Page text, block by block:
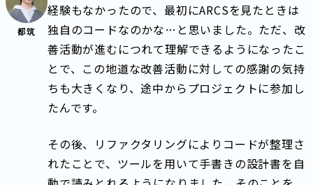
都筑
経験もなかったので、最初にARCSを見たときは
独自のコードなのかな…と思いました。ただ、改
善活動が進むにつれて理解できるようになったこ
とで、この地道な改善活動に対しての感謝の気持
ちも大きくなり、途中からプロジェクトに参加し
たんです。
その後、リファクタリングによりコードが整理さ
れたことで、ツールを用いて手書きの設計書を自